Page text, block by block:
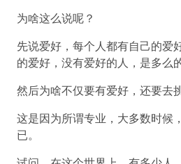
为啥这么说呢？
先说爱好，每个人都有自己的爱
的爱好，没有爱好的人，是多么
然后为啥不仅要有爱好，还要去
这是因为所谓专业，大多数时候
已。